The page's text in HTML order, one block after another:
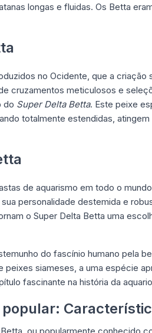
longas e fluidas. Os Betta
no Ocidente, que a criação
cruzamentos meticulosos e
do Super Delta Betta. Este peixe
totalmente estendidas,
de aquarismo em todo o
personalidade destemida e
o Super Delta Betta uma
do fascínio humano pela
peixes siameses, a uma espécie
fascinante na história da